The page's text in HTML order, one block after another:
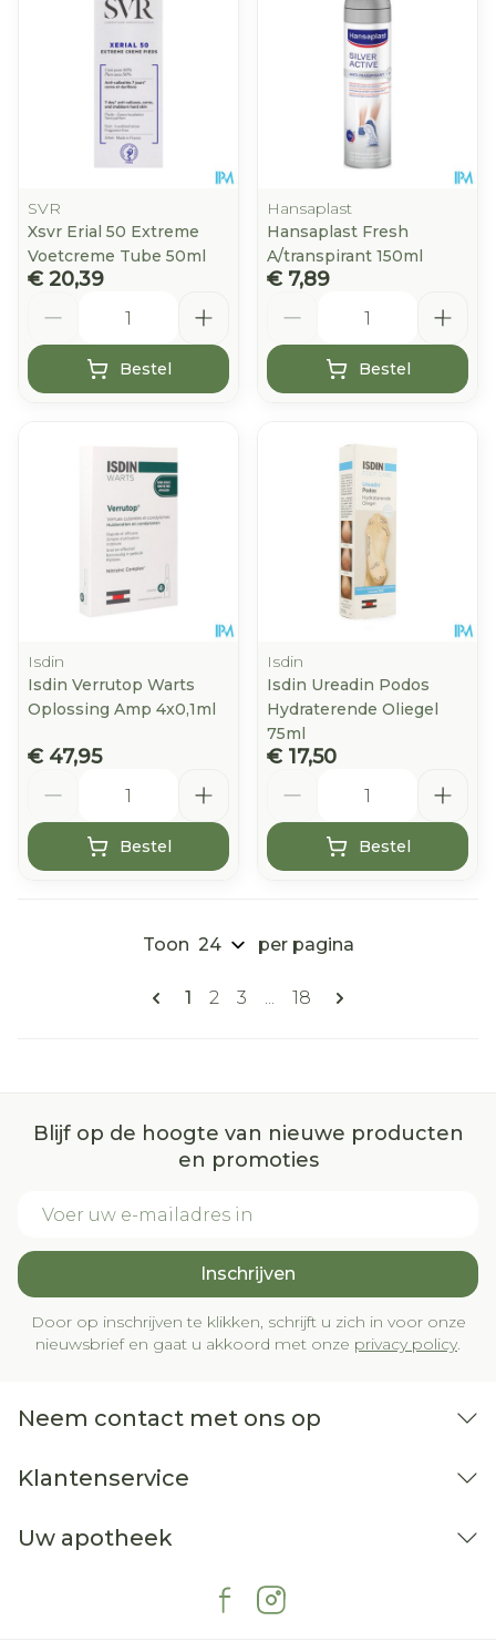
SVR
Xsvr Erial 50 Extreme
Voetcreme Tube 50ml
€ 20,39
Bestel
Hansaplast
Hansaplast Fresh
A/transpirant 150ml
€ 7,89
Bestel
Isdin
Isdin Verrutop Warts
Oplossing Amp 4x0,1ml
€ 47,95
Bestel
Isdin
Isdin Ureadin Podos
Hydraterende Oliegel
75ml
€ 17,50
Bestel
Pagina's
U lees momenteel pagina
1 Pagina
2 Pagina
3 ... Pagina
18
Toon per pagina
Blijf op de hoogte van nieuwe producten
en promoties
Inschrijven
Door op inschrijven te klikken, schrijft u zich in voor onze
nieuwsbrief en gaat u akkoord met onze privacy policy.
Neem contact met ons op
Klantenservice
Uw apotheek